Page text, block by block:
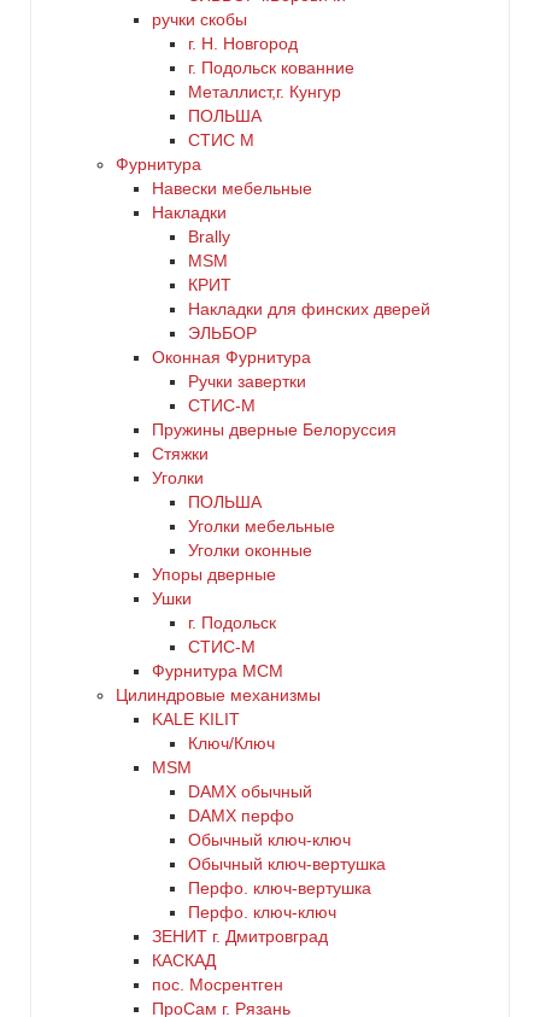
ручки скобы
г. Н. Новгород
г. Подольск кованние
Металлист,г. Кунгур
ПОЛЬША
СТИС М
Фурнитура
Навески мебельные
Накладки
Brally
MSM
КРИТ
Накладки для финских дверей
ЭЛЬБОР
Оконная Фурнитура
Ручки завертки
СТИС-М
Пружины дверные Белоруссия
Стяжки
Уголки
ПОЛЬША
Уголки мебельные
Уголки оконные
Упоры дверные
Ушки
г. Подольск
СТИС-М
Фурнитура МСМ
Цилиндровые механизмы
KALE KILIT
Ключ/Ключ
MSM
DАMX обычный
DАMX перфо
Oбычный ключ-ключ
Обычный ключ-вертушка
Перфо. ключ-вертушка
Перфо. ключ-ключ
ЗЕНИТ г. Дмитровград
КАСКАД
пос. Мосрентген
ПроСам г. Рязань